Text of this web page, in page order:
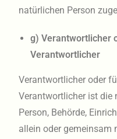
natürlichen Person
g) Verantwortlicher
Verantwortlicher
Verantwortlicher oder
Verantwortlicher ist die
Person, Behörde,
allein oder gemeinsam